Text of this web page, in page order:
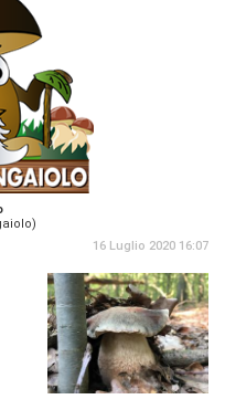
16 Luglio 2020 16:07